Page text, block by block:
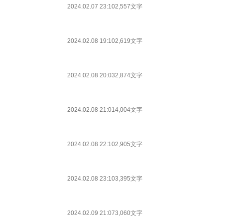
2024.02.07 23:102,557文字
2024.02.08 19:102,619文字
2024.02.08 20:032,874文字
2024.02.08 21:014,004文字
2024.02.08 22:102,905文字
2024.02.08 23:103,395文字
2024.02.09 21:073,060文字